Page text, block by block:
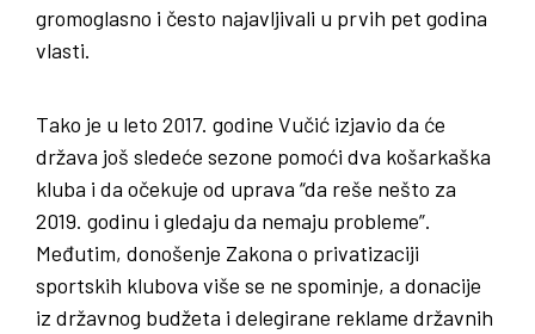
gromoglasno i često najavljivali u prvih pet godina
vlasti.
Tako je u leto 2017. godine Vučić izjavio da će
država još sledeće sezone pomoći dva košarkaška
kluba i da očekuje od uprava “da reše nešto za
2019. godinu i gledaju da nemaju probleme”.
Međutim, donošenje Zakona o privatizaciji
sportskih klubova više se ne spominje, a donacije
iz državnog budžeta i delegirane reklame državnih